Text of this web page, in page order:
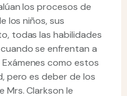
los procesos de
los niños, sus
todas las habilidades
se enfrentan a
como estos
pero es deber de los
Clarkson le